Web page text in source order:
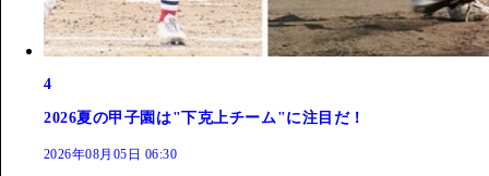
4
2026夏の甲子園は"下克上チーム"に注目だ！
2026年08月05日 06:30